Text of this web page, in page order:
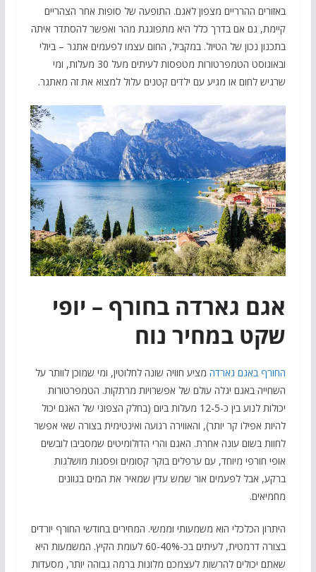
באזורים ההרריים מצפון לאגם. התופעה של סופות אחר הצהריים
קיימת, גם אם בדרך כלל היא מתפוגגת מהר ואפשר להסתדר איתה
בתכנון נכון של הטיול. במקביל, החום עצמו לפעמים אתגר – ביולי
ובאוגוסט הטמפרטורות מטפסות לעיתים מעל 30 מעלות, ומי
שרגיש לחום או מגיע עם ילדים קטנים עלול למצוא את זה מאתגר.
אגם גארדה בחורף – יופי
שקט במחיר נוח
החורף באגם גארדהמציע חוויה שונה לחלוטין, ומי שמוכן לוותר על
השחייה באגם יגלה עולם של אפשרויות מרתקות. הטמפרטורות
יכולות לנוע בין כ-12-5 מעלות ביום (בחלק הצפוני של האגם יכול
להיות אפילו קר יותר), והאווירה רגועה ואינטימית בצורה שאי אפשר
לחוות בשום עונה אחרת. האגם והרי הדולומיטים שמסביבו לובשים
אופי חורפי מיוחד, עם ערפלים בוקר קסומים ופסגות מושלגות
ברקע, אבל לפעמים אור שמש עדין שמאיר את המים בגוונים
מחמיאים.
היתרון הכלכלי הוא משמעותי וממשי. המחירים בחודשי החורף יורדים
בצורה דרמטית, לעיתים בכ-60-40% לעומת הקיץ. המשמעות היא
שאתם יכולים להרשות לעצמכם מלונות ברמה גבוהה יותר, מסעדות